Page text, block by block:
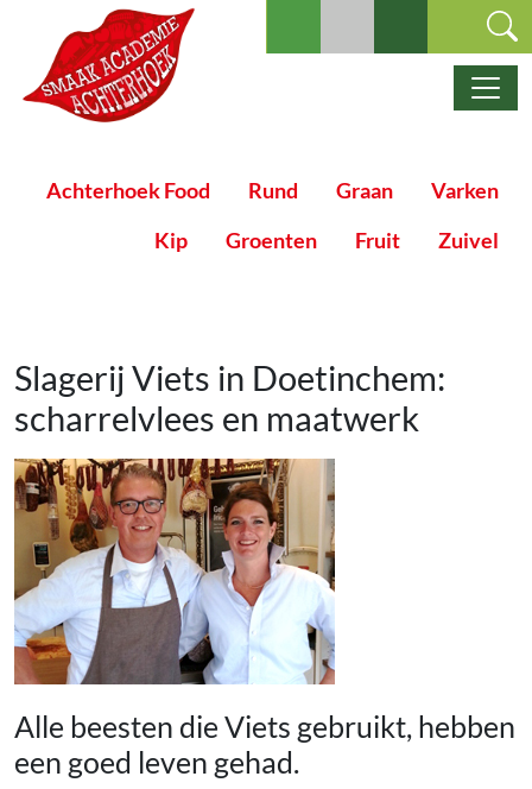
Ga naar de inhoud
Hoofdnavigatie
Achterhoek Food Rund Graan
Varken
Kip
Groenten Fruit Zuivel
Slagerij Viets in Doetinchem:
scharrelvlees en maatwerk
Alle beesten die Viets gebruikt, hebben
een goed leven gehad.